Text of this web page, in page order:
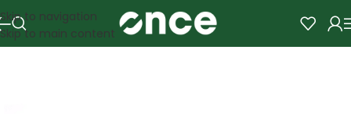
Skip to navigation
Skip to main content